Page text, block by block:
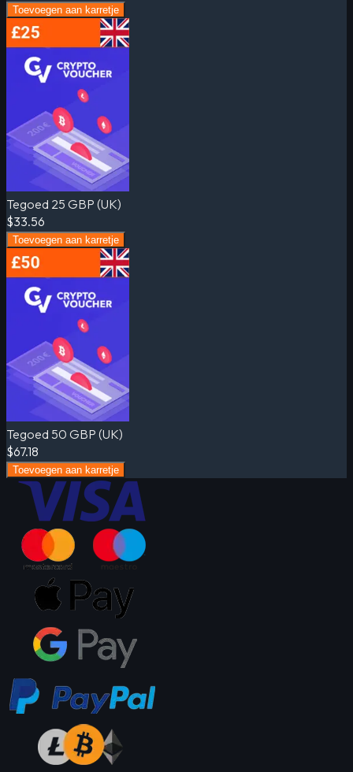
Toevoegen aan karretje
Tegoed 25 GBP (UK)
$33.56
Toevoegen aan karretje
Tegoed 50 GBP (UK)
$67.18
Toevoegen aan karretje